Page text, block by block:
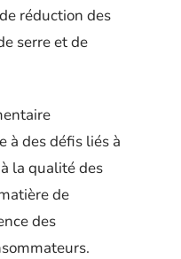
réduction des
serre et de
à des défis liés à
la qualité des
de
des